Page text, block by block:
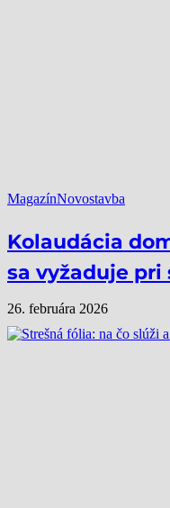
MagazínNovostavba
Kolaudácia
sa vyžaduje pri
26. februára 2026